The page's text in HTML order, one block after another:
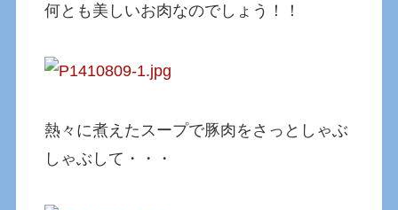
何とも美しいお肉なのでしょう！！
熱々に煮えたスープで豚肉をさっとしゃぶ
しゃぶして・・・